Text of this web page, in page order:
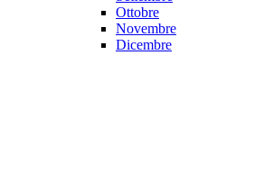
Ottobre
Novembre
Dicembre